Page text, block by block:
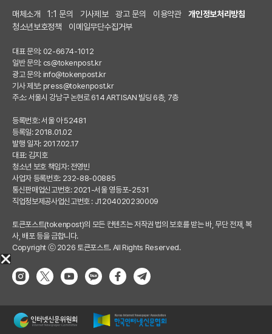
매체소개 1:1 문의 기사제보 광고 문의 이용약관
개인정보처리방침
청소년보호정책
이메일무단수집거부
대표 문의: 02-6674-1012
일반 문의: cs@tokenpost.kr
광고 문의: info@tokenpost.kr
기사 제보: press@tokenpost.kr
주소: 서울시 강남구 논현로 614 ARTISAN 빌딩 6층, 7층
등록번호: 서울 아 52481
등록일: 2018.01.02
발행 일자: 2017.02.17
대표: 김지호
청소년 보호 책임자: 전영빈
사업자 등록번호: 232-88-00885
통신판매업신고번호: 2021-서울 영등포-2531
직업정보제공사업신고번호 : J1204020230009
토큰포스트(tokenpost)의 모든 컨텐츠는 저작권 법의 보호를 받는 바, 무단 전재, 복
사, 배포 등을 금합니다.
Copyright ⓒ 2026 토큰포스트. All Rights Reserved.